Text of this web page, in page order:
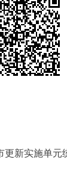
更新实施单元